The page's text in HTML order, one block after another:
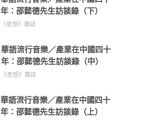
年：邵懿德先生訪談錄（下）
《思想》雜誌
華語流行音樂／產業在中國四十
年：邵懿德先生訪談錄（中）
《思想》雜誌
華語流行音樂／產業在中國四十
年：邵懿德先生訪談錄（上）